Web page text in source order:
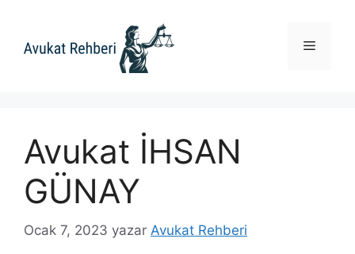
Menü
Avukat İHSAN
GÜNAY
Ocak 7, 2023 yazar Avukat Rehberi